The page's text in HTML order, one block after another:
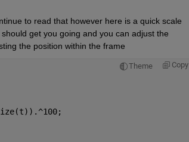
to read that however here is a quick scale
get you going and you can adjust the
the position within the frame
Theme Copy